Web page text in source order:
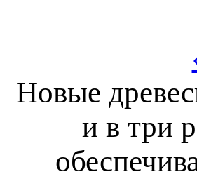
Новые
и в три